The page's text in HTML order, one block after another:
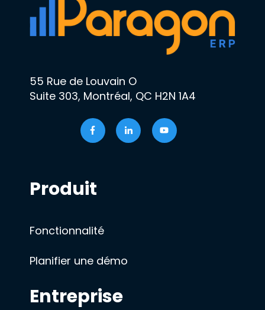
55 Rue de Louvain O
Suite 303, Montréal, QC H2N 1A4
Produit
Fonctionnalité
Planifier une démo
Entreprise